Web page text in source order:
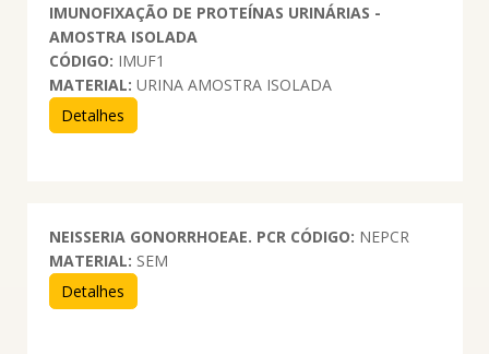
IMUNOFIXAÇÃO DE PROTEÍNAS URINÁRIAS -
AMOSTRA ISOLADA
CÓDIGO: IMUF1
MATERIAL: URINA AMOSTRA ISOLADA
Detalhes
NEISSERIA GONORRHOEAE. PCR CÓDIGO: NEPCR
MATERIAL: SEM
Detalhes